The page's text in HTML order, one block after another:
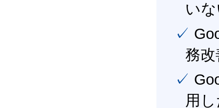
い
✓ Google Workspace（旧G Suite） を活用し、業
務
✓ Google Workspace（旧G Suite） を最大限に活
用